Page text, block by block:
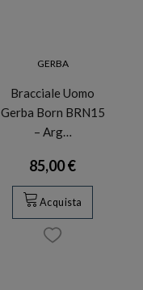
GERBA
Bracciale Uomo
Gerba Born BRN15
– Arg…
85,00 €
Acquista